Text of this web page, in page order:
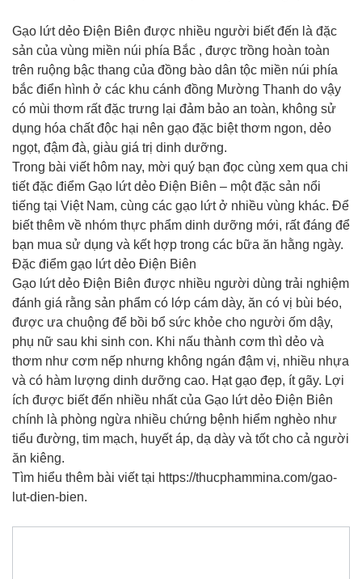
Gạo lứt dẻo Điện Biên được nhiều người biết đến là đặc
sản của vùng miền núi phía Bắc , được trồng hoàn toàn
trên ruộng bậc thang của đồng bào dân tộc miền núi phía
bắc điển hình ở các khu cánh đồng Mường Thanh do vậy
có mùi thơm rất đặc trưng lại đảm bảo an toàn, không sử
dụng hóa chất độc hại nên gạo đặc biệt thơm ngon, dẻo
ngọt, đậm đà, giàu giá trị dinh dưỡng.
Trong bài viết hôm nay, mời quý bạn đọc cùng xem qua chi
tiết đặc điểm Gạo lứt dẻo Điện Biên – một đặc sản nổi
tiếng tại Việt Nam, cùng các gạo lứt ở nhiều vùng khác. Để
biết thêm về nhóm thực phẩm dinh dưỡng mới, rất đáng để
bạn mua sử dụng và kết hợp trong các bữa ăn hằng ngày.
Đặc điểm gạo lứt dẻo Điện Biên
Gạo lứt dẻo Điện Biên được nhiều người dùng trải nghiệm
đánh giá rằng sản phẩm có lớp cám dày, ăn có vị bùi béo,
được ưa chuộng để bồi bổ sức khỏe cho người ốm dậy,
phụ nữ sau khi sinh con. Khi nấu thành cơm thì dẻo và
thơm như cơm nếp nhưng không ngán đậm vị, nhiều nhựa
và có hàm lượng dinh dưỡng cao. Hạt gạo đẹp, ít gãy. Lợi
ích được biết đến nhiều nhất của Gạo lứt dẻo Điện Biên
chính là phòng ngừa nhiều chứng bệnh hiểm nghèo như
tiểu đường, tim mạch, huyết áp, dạ dày và tốt cho cả người
ăn kiêng.
Tìm hiểu thêm bài viết tại https://thucphammina.com/gao-
lut-dien-bien.